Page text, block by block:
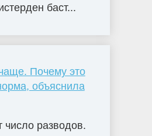
баст...
Почему это
объяснила
число разводов.